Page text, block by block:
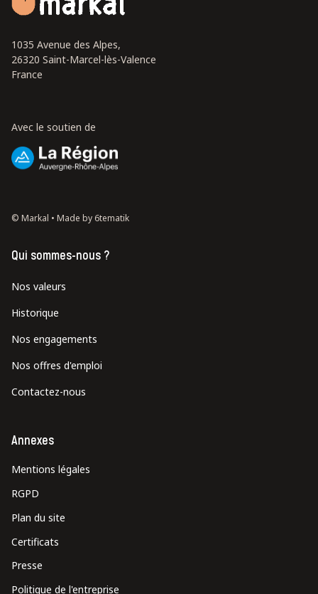
1035 Avenue des Alpes,
26320 Saint-Marcel-lès-Valence
France
Avec le soutien de
© Markal • Made by 6tematik
Qui sommes-nous ?
Nos valeurs
Historique
Nos engagements
Nos offres d'emploi
Contactez-nous
Annexes
Mentions légales
RGPD
Plan du site
Certificats
Presse
Politique de l'entreprise